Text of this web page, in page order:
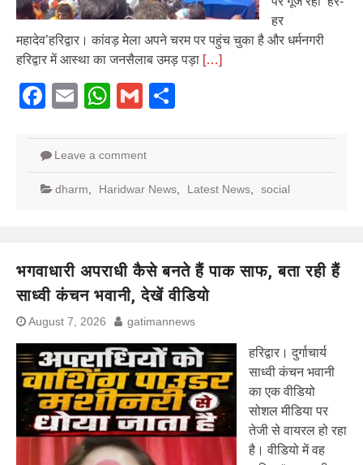
हर
महादेव’हरिद्वार। कांवड़ मेला अपने चरम पर पहुंच चुका है और धर्मनगरी
हरिद्वार में आस्था का जनसैलाब उमड़ पड़ा […]
Facebook
EmailWhatsApp
Gmail
Leave a comment
dharm Haridwar News Latest News social
भगवाधारी अपराधी कैसे बनते हैं पाक साफ, बता रही हैं
साध्वी कंचन भवानी, देखें वीडियो
August 7, 2026 gatimannews
हरिद्वार। दुर्गाचार्य
साध्वी कंचन भवानी
का एक वीडियो
सोशल मीडिया पर
तेजी से वायरल हो रहा
है। वीडियो में वह